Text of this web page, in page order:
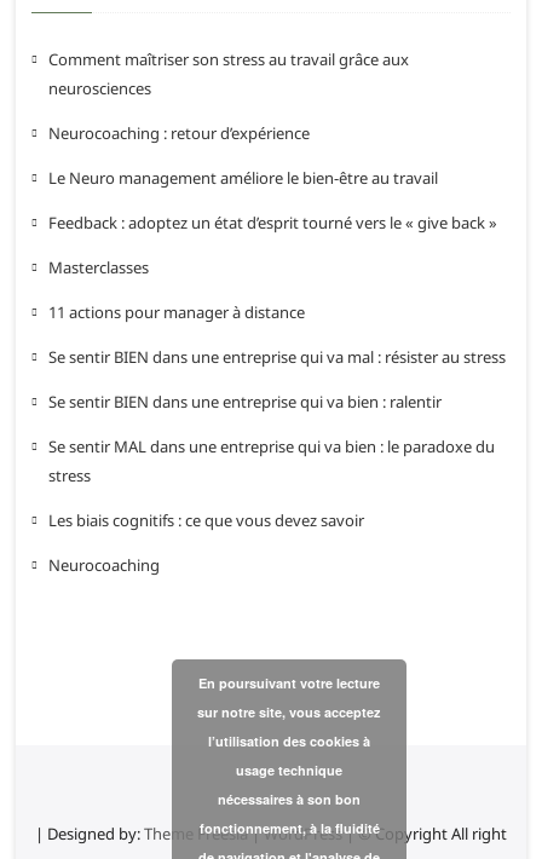
Comment maîtriser son stress au travail grâce aux
neurosciences
Neurocoaching : retour d’expérience
Le Neuro management améliore le bien-être au travail
Feedback : adoptez un état d’esprit tourné vers le « give back »
Masterclasses
11 actions pour manager à distance
Se sentir BIEN dans une entreprise qui va mal : résister au stress
Se sentir BIEN dans une entreprise qui va bien : ralentir
Se sentir MAL dans une entreprise qui va bien : le paradoxe du
stress
Les biais cognitifs : ce que vous devez savoir
Neurocoaching
| Designed by:Theme Freesia|WordPress| © Copyright All right
En poursuivant votre lecture
sur notre site, vous acceptez
l’utilisation des cookies à
usage technique
nécessaires à son bon
fonctionnement, à la fluidité